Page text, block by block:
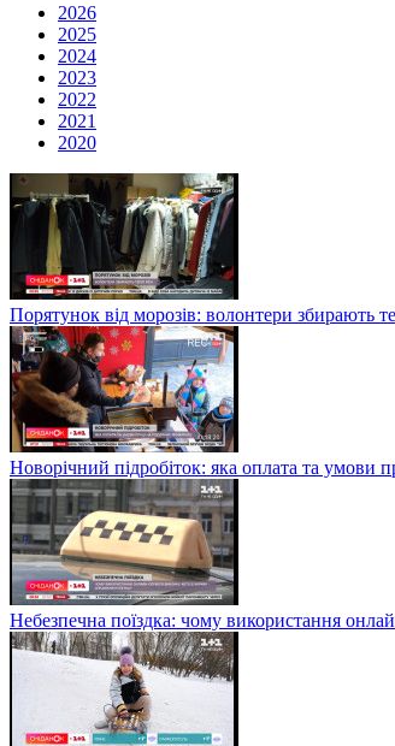
2026
2025
2024
2023
2022
2021
2020
Порятунок від морозів: волонтери збирають
Новорічний підробіток: яка оплата та умови
Небезпечна поїздка: чому використання